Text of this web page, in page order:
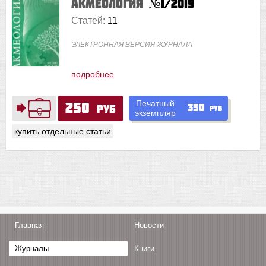
250 руб
купить отдельные статьи
Печатный
экземпляр
350 руб
Акмеология №1/2019
Статей: 11
ЭЛЕКТРОННАЯ ВЕРСИЯ ЖУРНАЛА
подробнее
Главная Новости
Журналы Книги